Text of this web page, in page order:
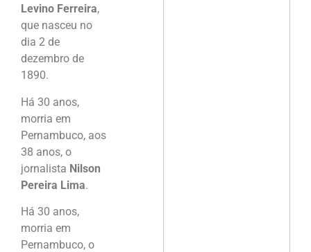
Levino Ferreira,
que nasceu no
dia 2 de
dezembro de
1890.
Há 30 anos,
morria em
Pernambuco, aos
38 anos, o
jornalista Nilson
Pereira Lima.
Há 30 anos,
morria em
Pernambuco, o